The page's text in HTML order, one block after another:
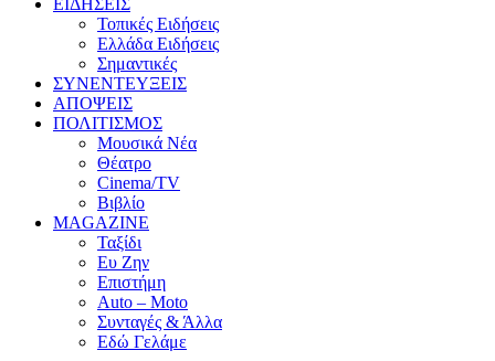
Τοπικές Ειδήσεις
Ελλάδα Ειδήσεις
Σημαντικές
ΣΥΝΕΝΤΕΥΞΕΙΣ
ΑΠΟΨΕΙΣ
ΠΟΛΙΤΙΣΜΟΣ
Μουσικά Νέα
Θέατρο
Cinema/TV
Βιβλίο
MAGAZINE
Ταξίδι
Ευ Ζην
Επιστήμη
Auto – Moto
Συνταγές & Άλλα
Εδώ Γελάμε